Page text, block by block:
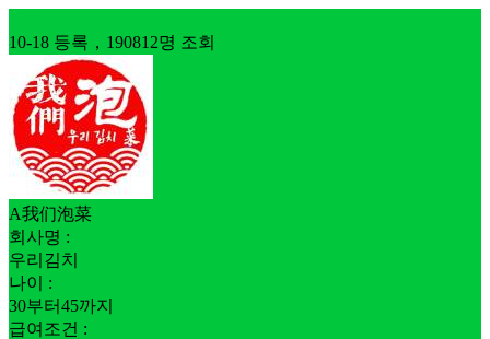
10-18 등록，190812명 조회
A我们泡菜
회사명 :
우리김치
나이 :
30부터45까지
급여조건 :